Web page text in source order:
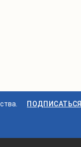
ПОДПИСАТЬСЯ